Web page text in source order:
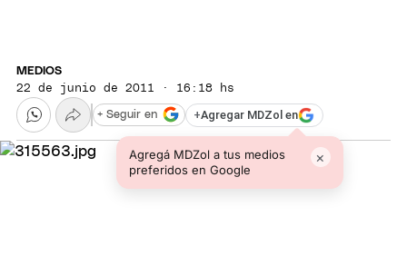
MEDIOS
22 de junio de 2011 · 16:18 hs
+Agregar MDZol en
Agregá MDZol a tus medios
preferidos en Google
×
+ Seguir en